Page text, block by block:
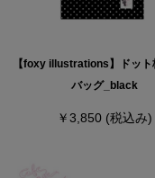
【foxy illustrations】ドット
バッグ_black
￥3,850 (税込み)